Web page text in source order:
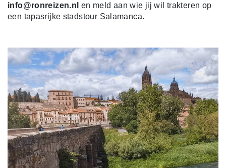
info@ronreizen.nl en meld aan wie jij wil trakteren op
een tapasrijke stadstour Salamanca.